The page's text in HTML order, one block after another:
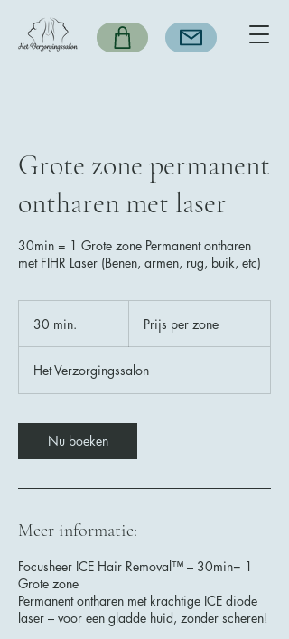
Grote zone permanent
ontharen met laser
30min = 1 Grote zone Permanent ontharen
met FIHR Laser (Benen, armen, rug, buik, etc)
30 min.
i
n
zonePrijs per zone
Het Verzorgingssalon
Nu boeken
Meer informatie:
Focusheer ICE Hair Removal™ – 30min= 1
Grote zone
Permanent ontharen met krachtige ICE diode
laser – voor een gladde huid, zonder scheren!